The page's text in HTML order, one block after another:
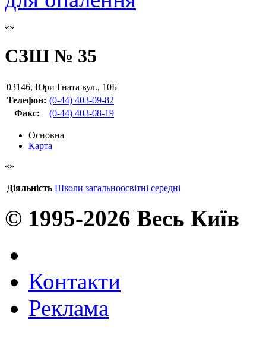
СЗШ № 35
03146, Юри Гната вул., 10Б
Телефон: (0-44) 403-09-82
Факс: (0-44) 403-08-19
Основна
Карта
Діяльність Школи загальноосвітні середні
© 1995-2026 Весь Київ
Контакти
Реклама